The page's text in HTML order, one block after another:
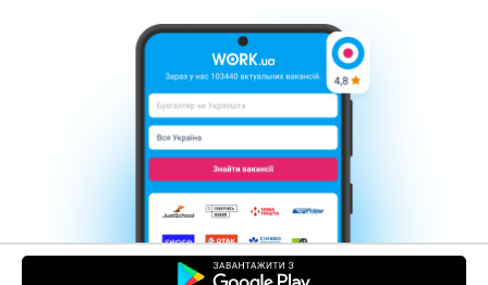
Контакти Про нас
Кар’єра
Допомога Умови використання